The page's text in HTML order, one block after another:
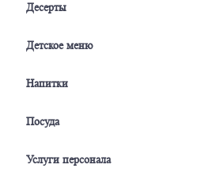
Десерты
Детское меню
Напитки
Посуда
Услуги персонала